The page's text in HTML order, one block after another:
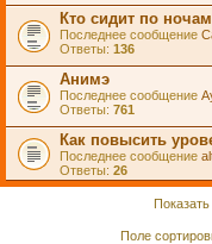
Кто сидит по
Последнее сообщение
Ответы: 136
Анимэ
Последнее сообщение
Ответы: 761
Как повысить
Последнее сообщение
Ответы: 26
Поле